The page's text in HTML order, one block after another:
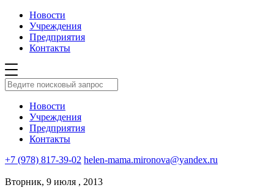
Новости
Учреждения
Предприятия
Контакты
Новости
Учреждения
Предприятия
Контакты
+7 (978) 817-39-02 helen-mama.mironova@yandex.ru
Вторник, 9 июля , 2013